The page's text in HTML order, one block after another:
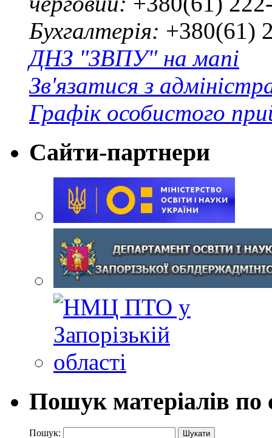
Бухгалтерія: +380(61)
ДНЗ "ЗВПУ" на мапі
Зв'язатися з
Графік особистого
Сайти-партнери
Пошук матеріалів по
Пошук: